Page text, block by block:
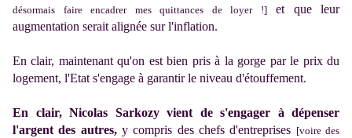
désormais faire encadrer mes quittances de loyer !]
et que leur
augmentation serait alignée sur l'inflation.
En clair, maintenant qu'on est bien pris à la gorge par le prix du
logement, l'Etat s'engage à garantir le niveau d'étouffement.
En clair, Nicolas Sarkozy vient de s'engager à dépenser
l'argent des autres,y compris des chefs d'entreprises [voire des